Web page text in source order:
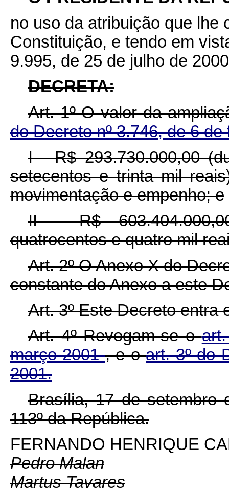
no uso da atribuição que lhe
Constituição, e tendo em
9.995, de 25 de julho de
DECRETA:
Art. 1º O valor da
do Decreto nº 3.746, de 6
I - R$ 293.730.000,00
setecentos e trinta mil
movimentação e empenho; e
II - R$
quatrocentos e quatro mil
Art. 2º O Anexo X do
constante do Anexo a este
Art. 3º Este Decreto entra
Art. 4º Revogam-se o
março 2001, e oart. 3º do
2001.
Brasília, 17 de setembro
113º da República.
FERNANDO HENRIQUE
Pedro Malan
Martus Tavares